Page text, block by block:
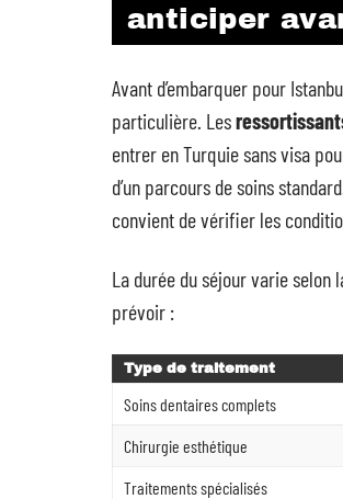
anticiper
Avant d’embarquer pour
particulière. Les
entrer en Turquie sans visa
d’un parcours de soins
convient de vérifier les
La durée du séjour varie selon
prévoir :
Type de traitement
Soins dentaires complets
Chirurgie esthétique
Traitements spécialisés